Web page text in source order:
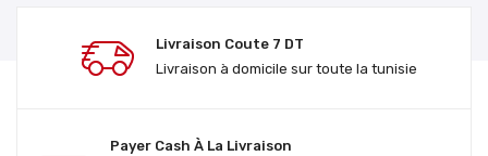
Livraison Coute 7 DT
Livraison à domicile sur toute la tunisie
Payer Cash À La Livraison